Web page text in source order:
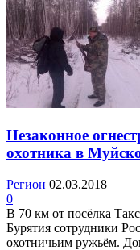
Незаконное
охотника в
Регион 02.03.2018
0
В 70 км от посёлка
Бурятия сотрудники
охотничьим ружьём.